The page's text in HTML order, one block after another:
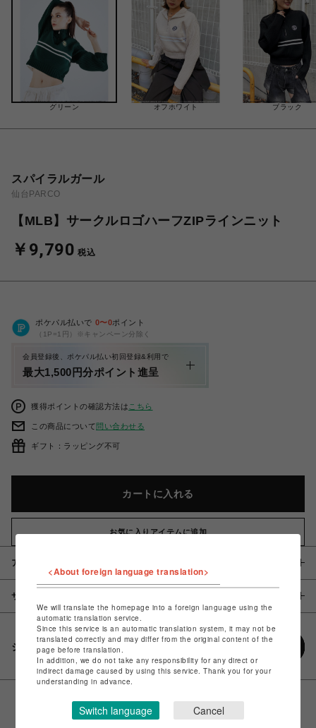
グリーン オフホワイト ブラック
スパイラルガール
仙台PARCO
【MLB】サークルロゴハーフZIPラインニット
￥9,790 税込
ポケパル払いで 0〜0ポイント
（1P=1円）※キャンペーン分除く
会員登録後、ポケパル払い初回登録&利用で
最大1,500円分ポイント進呈
獲得ポイントの確認方法は こちら
この商品について問い合わせる
ギフト：ラッピング不可
カートに入れる
お気に入りアイテムに追加
アイテム説明 / 素材
サイズ
シェアする
<About foreign language translation>
We will translate the homepage into a foreign language using the
automatic translation service.
Since this service is an automatic translation system, it may not be
translated correctly and may differ from the original content of the
page before translation.
In addition, we do not take any responsibility for any direct or
indirect damage caused by using this service. Thank you for your
understanding in advance.
Switch language Cancel